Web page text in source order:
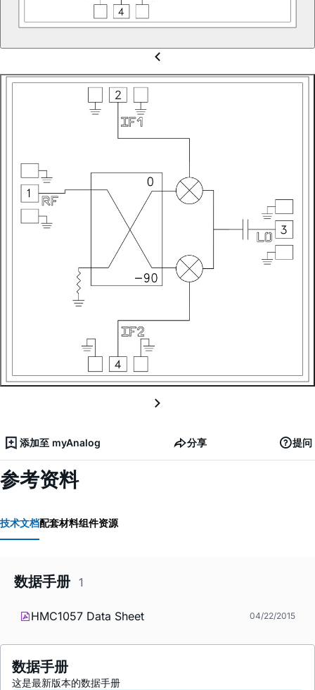
添加至 myAnalog 分享 提问
参考资料
技术文档配套材料组件资源
数据手册 1
HMC1057 Data Sheet 04/22/2015
数据手册
这是最新版本的数据手册